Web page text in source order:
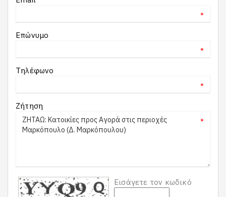
*
Επώνυμο
*
Τηλέφωνο
*
Ζήτηση
*
Εισάγετε τον κωδικό